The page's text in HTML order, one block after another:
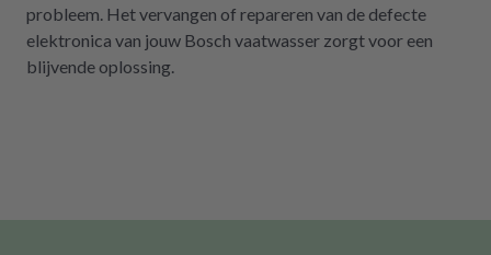
probleem. Het vervangen of repareren van de defecte
elektronica van jouw Bosch vaatwasser zorgt voor een
blijvende oplossing.